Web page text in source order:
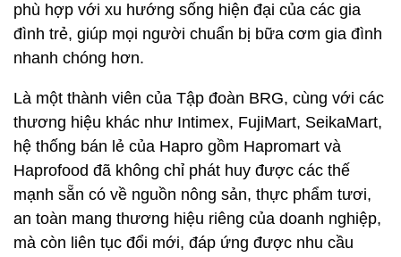
phù hợp với xu hướng sống hiện đại của các gia
đình trẻ, giúp mọi người chuẩn bị bữa cơm gia đình
nhanh chóng hơn.
Là một thành viên của Tập đoàn BRG, cùng với các
thương hiệu khác như Intimex, FujiMart, SeikaMart,
hệ thống bán lẻ của Hapro gồm Hapromart và
Haprofood đã không chỉ phát huy được các thế
mạnh sẵn có về nguồn nông sản, thực phẩm tươi,
an toàn mang thương hiệu riêng của doanh nghiệp,
mà còn liên tục đổi mới, đáp ứng được nhu cầu